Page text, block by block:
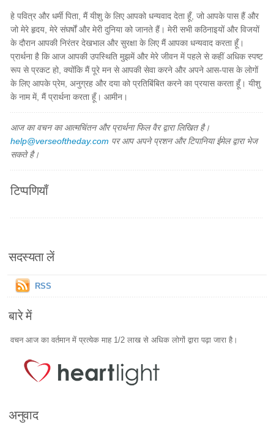
हे पवित्र और धर्मी पिता, मैं यीशु के लिए आपको धन्यवाद देता हूँ, जो आपके पास हैं और
जो मेरे हृदय, मेरे संघर्षों और मेरी दुनिया को जानते हैं। मेरी सभी कठिनाइयों और विजयों
के दौरान आपकी निरंतर देखभाल और सुरक्षा के लिए मैं आपका धन्यवाद करता हूँ।
प्रार्थना है कि आज आपकी उपस्थिति मुझमें और मेरे जीवन में पहले से कहीं अधिक स्पष्ट
रूप से प्रकट हो, क्योंकि मैं पूरे मन से आपकी सेवा करने और अपने आस-पास के लोगों
के लिए आपके प्रेम, अनुग्रह और दया को प्रतिबिंबित करने का प्रयास करता हूँ। यीशु
के नाम में, मैं प्रार्थना करता हूँ। आमीन।
आज का वचन का आत्मचिंतन और प्रार्थना फिल वैर द्वारा लिखित है।
help@verseoftheday.com पर आप अपने प्रशन और टिपानिया ईमेल द्वारा भेज
सकते है।
टिप्पणियाँ
सदस्यता लें
RSS
बारे में
वचन आज का वर्तमान में प्रत्येक माह 1/2 लाख से अधिक लोगों द्वारा पढ़ा जारा है।
अनुवाद